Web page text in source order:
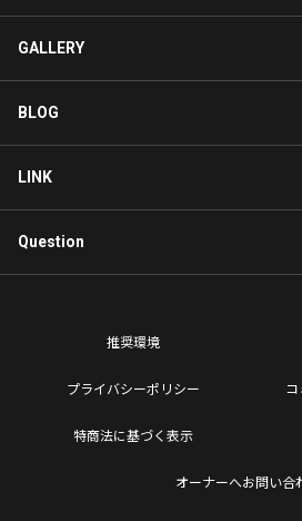
GALLERY
BLOG
LINK
Question
推奨環境
プライバシーポリシー コ
特商法に基づく表示
オーナーへお問い合